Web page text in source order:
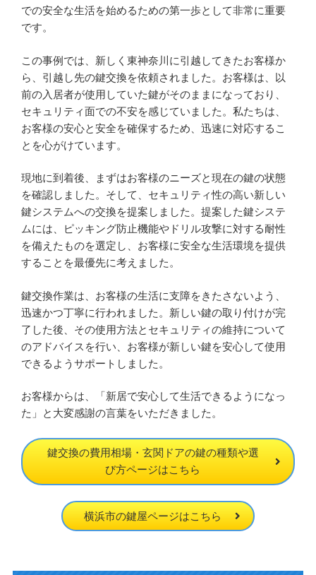
での安全な生活を始めるための第一歩として非常に重要
です。
この事例では、新しく東神奈川に引越してきたお客様か
ら、引越し先の鍵交換を依頼されました。お客様は、以
前の入居者が使用していた鍵がそのままになっており、
セキュリティ面での不安を感じていました。私たちは、
お客様の安心と安全を確保するため、迅速に対応するこ
とを心がけています。
現地に到着後、まずはお客様のニーズと現在の鍵の状態
を確認しました。そして、セキュリティ性の高い新しい
鍵システムへの交換を提案しました。提案した鍵システ
ムには、ピッキング防止機能やドリル攻撃に対する耐性
を備えたものを選定し、お客様に安全な生活環境を提供
することを最優先に考えました。
鍵交換作業は、お客様の生活に支障をきたさないよう、
迅速かつ丁寧に行われました。新しい鍵の取り付けが完
了した後、その使用方法とセキュリティの維持について
のアドバイスを行い、お客様が新しい鍵を安心して使用
できるようサポートしました。
お客様からは、「新居で安心して生活できるようになっ
た」と大変感謝の言葉をいただきました。
鍵交換の費用相場・玄関ドアの鍵の種類や選
び方ページはこちら
横浜市の鍵屋ページはこちら